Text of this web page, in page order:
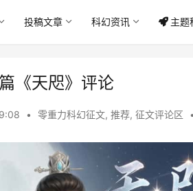
投稿文章 科幻资讯 主题
《天咫》评论
• 零重力科幻征文, 推荐, 征文评论区 •